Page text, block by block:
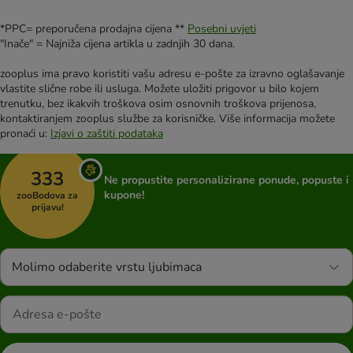
*PPC= preporučena prodajna cijena ** Posebni uvjeti
"Inače" = Najniža cijena artikla u zadnjih 30 dana.
zooplus ima pravo koristiti vašu adresu e-pošte za izravno oglašavanje
vlastite slične robe ili usluga. Možete uložiti prigovor u bilo kojem
trenutku, bez ikakvih troškova osim osnovnih troškova prijenosa,
kontaktiranjem zooplus službe za korisničke. Više informacija možete
pronaći u: Izjavi o zaštiti podataka
333
zooBodova za
prijavu!
Ne propustite personalizirane ponude, popuste i
kupone!
Molimo odaberite vrstu ljubimaca